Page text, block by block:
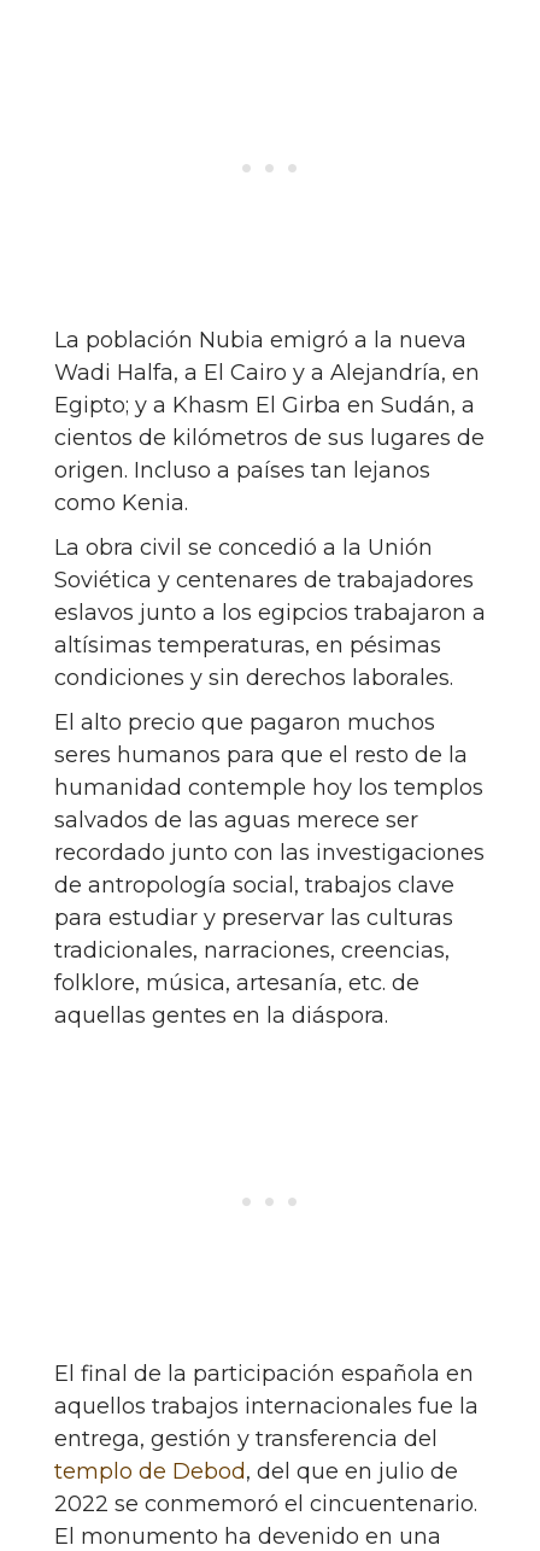
La población Nubia emigró a la nueva
Wadi Halfa, a El Cairo y a Alejandría, en
Egipto; y a Khasm El Girba en Sudán, a
cientos de kilómetros de sus lugares de
origen. Incluso a países tan lejanos
como Kenia.
La obra civil se concedió a la Unión
Soviética y centenares de trabajadores
eslavos junto a los egipcios trabajaron a
altísimas temperaturas, en pésimas
condiciones y sin derechos laborales.
El alto precio que pagaron muchos
seres humanos para que el resto de la
humanidad contemple hoy los templos
salvados de las aguas merece ser
recordado junto con las investigaciones
de antropología social, trabajos clave
para estudiar y preservar las culturas
tradicionales, narraciones, creencias,
folklore, música, artesanía, etc. de
aquellas gentes en la diáspora.
El final de la participación española en
aquellos trabajos internacionales fue la
entrega, gestión y transferencia del
templo de Debod, del que en julio de
2022 se conmemoró el cincuentenario.
El monumento ha devenido en una